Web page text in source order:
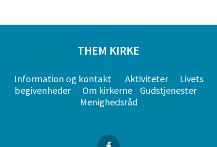
THEM KIRKE
Information og kontakt Aktiviteter
Livets
begivenheder
Om kirkerne
Gudstjenester
Menighedsråd